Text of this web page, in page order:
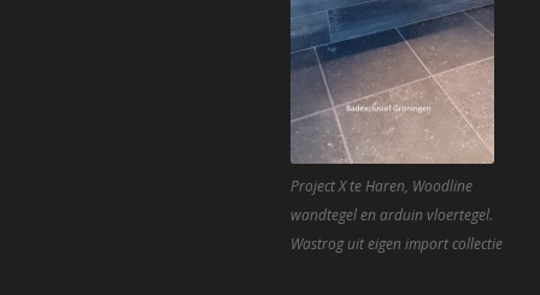
Project X te Haren, Woodline
wandtegel en arduin vloertegel.
Wastrog uit eigen import collectie